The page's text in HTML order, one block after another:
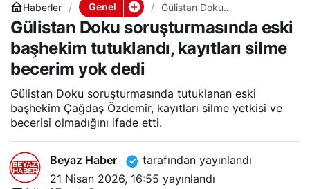
kararnameler imzaladı
Haberler Genel
Gülistan Doku
soruşturmasında eski
başhekim tutuklandı,
kayıtları silme becerim yok
dedi
Gülistan Doku soruşturmasında eski
başhekim tutuklandı, kayıtları silme
becerim yok dedi
Gülistan Doku soruşturmasında tutuklanan eski
başhekim Çağdaş Özdemir, kayıtları silme yetkisi ve
becerisi olmadığını ifade etti.
Beyaz Haber
tarafından yayınlandı
21 Nisan 2026, 16:55 yayınlandı